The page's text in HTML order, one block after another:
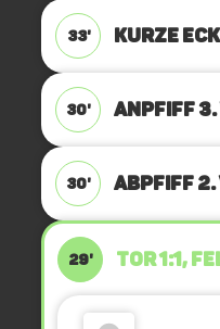
33' KURZE
30' ANPFIFF
30' ABPFIFF
29' TOR 1:1,